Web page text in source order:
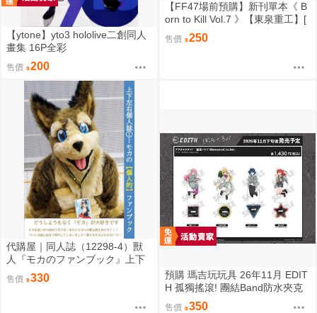
【ytone】yto3 hololive二創同人
畫集 16P全彩
售價 200
【FF47場前預購】新刊單本《 B
orn to Kill Vol.7 》【東泉重工】[
蔚藍檔案 ブルアカ / 鬼方佳世子
カヨコ ]
售價 250
代購屋｜同人誌（12298-4）獸
人『モカのファンブック』上下
左右 ふちなし印刷
售價 330
預購 瑪吉玩玩具 26年11月 EDIT
H 孤獨搖滾! 團結Band防水夾克
角色壓克力立牌 0901
售價 350